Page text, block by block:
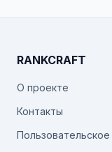
RANKCRAFT
О проекте
Контакты